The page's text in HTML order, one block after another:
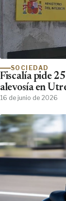
SOCIEDAD
Fiscalía pide
alevosía en
16 de junio de 2026